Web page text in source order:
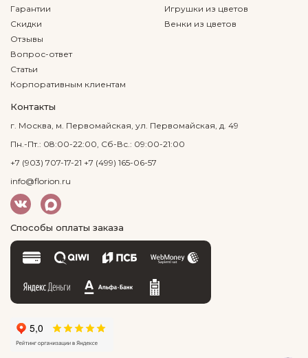
Гарантии
Скидки
Отзывы
Вопрос-ответ
Статьи
Корпоративным клиентам
Игрушки из цветов
Венки из цветов
Контакты
г. Москва, м. Первомайская, ул. Первомайская, д. 49
Пн.-Пт.: 08:00-22:00, Сб-Вс.: 09:00-21:00
+7 (903) 707-17-21 +7 (499) 165-06-57
info@florion.ru
Способы оплаты заказа